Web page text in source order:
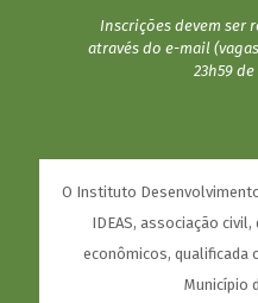
Inscrições devem ser
através do e-mail
23h59
O Instituto
IDEAS, associação
econômicos, qualificada
Município